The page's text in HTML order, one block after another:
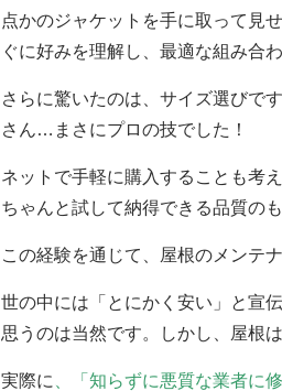
点かのジャケットを手に取って見
ぐに好みを理解し、最適な組み合
さらに驚いたのは、サイズ選びで
さん…まさにプロの技でした！
ネットで手軽に購入することも考
ちゃんと試して納得できる品質の
この経験を通じて、屋根のメンテ
世の中には「とにかく安い」と宣
思うのは当然です。しかし、屋根
実際に
、「知らずに悪質な業者に